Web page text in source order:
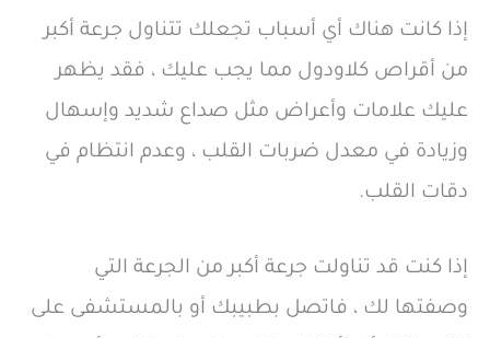
إذا كانت هناك أي أسباب تجعلك تتناول جرعة أكبر
من أقراص كلاودول مما يجب عليك ، فقد يظهر
عليك علامات وأعراض مثل صداع شديد وإسهال
وزيادة في معدل ضربات القلب ، وعدم انتظام في
دقات القلب.
إذا كنت قد تناولت جرعة أكبر من الجرعة التي
وصفتها لك ، فاتصل بطبيبك أو بالمستشفى على